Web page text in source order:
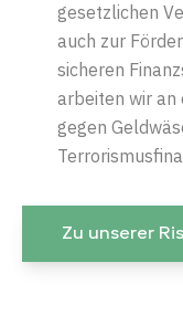
gesetzlichen
auch zur
sicheren
arbeiten wir an
gegen
Zu unserer